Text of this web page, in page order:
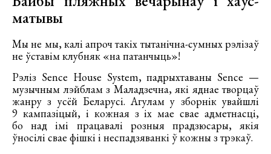
матывы
Мы не мы, калі апроч такіх тытанічна-сумных рэлізаў
не ўставім клубняк «на патанчыць»!
Рэліз Sence House System, падрыхтаваны Sence —
музычным лэйблам з Маладзечна, які яднае творцаў
жанру з усёй Беларусі. Агулам у зборнік увайшлі
9 кампазіцый, і кожная з іх мае свае адметнасці,
бо над імі працавалі розныя прадзюсары, якія
ўносілі свае фішкі і неспадзяванкі ў кожны з трэкаў.